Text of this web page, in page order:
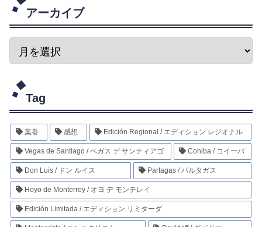
アーカイブ
Tag
葉巻 感想 Edición Regional / エディション レジオナル
Vegas de Santiago / ベガス デ サンティアゴ Cohiba / コイーバ
Don Luis / ドン ルイス Partagas / パルタガス
Hoyo de Monterrey / オヨ デ モンテレイ
Edición Limitada / エディション リミターダ